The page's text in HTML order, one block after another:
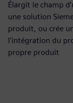
Élargit le champ
une solution
produit, ou crée
l'intégration du
propre produit